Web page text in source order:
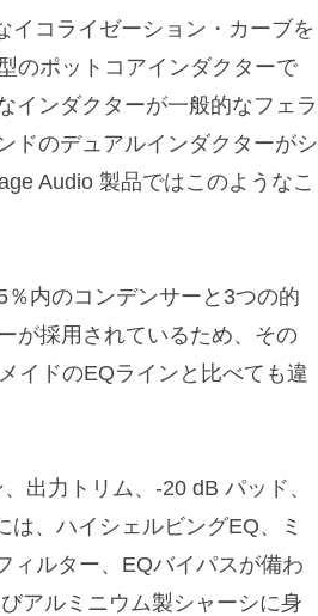
イコライゼーション・カーブを
のポットコアインダクターで
インダクターが一般的なフェラ
ドのデュアルインダクターがシ
Audio 製品ではこのようなこ
内のコンデンサーと3つの的
が採用されているため、その
イドのEQラインと比べても違
出力トリム、-20 dB パッド、
、ハイシェルビングEQ、ミ
ィルター、EQバイパスが備わ
アルミニウム製シャーシに身